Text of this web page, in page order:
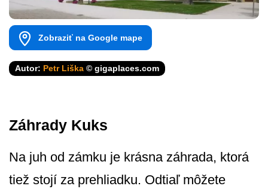
Zobraziť na Google mape
Autor: Petr Liška © gigaplaces.com
Záhrady Kuks
Na juh od zámku je krásna záhrada, ktorá
tiež stojí za prehliadku. Odtiaľ môžete